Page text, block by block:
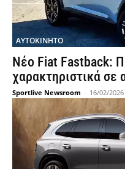
ΑΥΤΟΚΙΝΗΤΟ
Νέο Fiat Fastback:
χαρακτηριστικά σε
Sportlive Newsroom - 16/02/